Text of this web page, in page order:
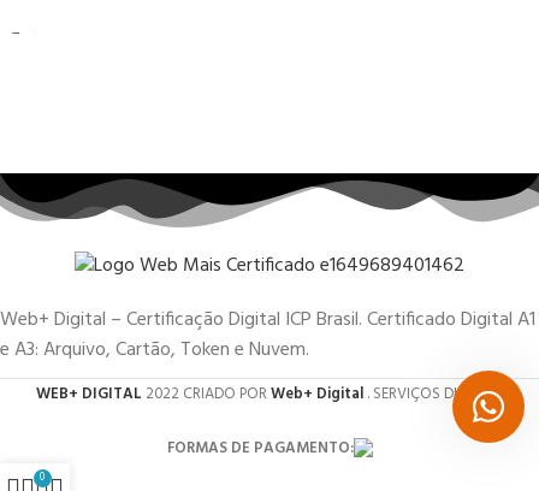
Web+ Digital – Certificação Digital ICP Brasil. Certificado Digital A1
e A3: Arquivo, Cartão, Token e Nuvem.
WEB+ DIGITAL 2022 CRIADO PORWeb+ Digital. SERVIÇOS DIGITAIS.
FORMAS DE PAGAMENTO:
0